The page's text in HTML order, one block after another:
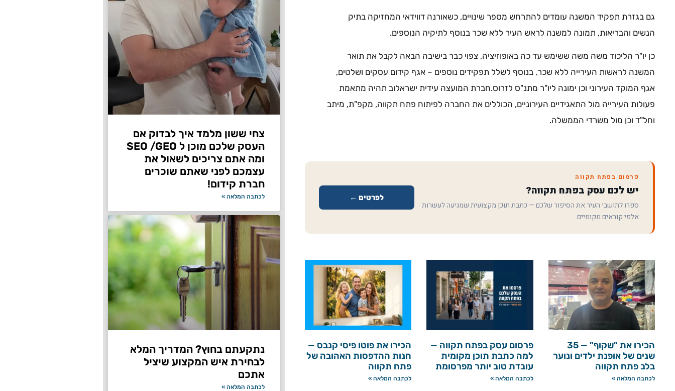
גם בגזרת תפקיד המשנה עומדים להתרחש מספר שינויים, כשאורנה דווידאי המחזיקה בתיק
הנשים והבריאות, תמונה למשנה לראש העיר ללא שכר בנוסף לתיקיה הנוספים.
כן יו"ר הליכוד משה משה ששימש עד כה באופוזיציה, צפוי כבר בישיבה הבאה לקבל את תואר
המשנה לראשות העירייה ללא שכר, בנוסף לשלל תפקידים נוספים – אגף קידום עסקים ושלטים,
אגף המוקד העירוני וכן ימונה ליו"ר מתנ"ס לזרוס.חברת המועצה עידית ישראלוב תהיה מתאמת
פעולות העירייה מול התאגידיים העירוניים, הכוללים את החברה לפיתוח פתח תקווה, מקפ"ת, מיתב
וחל"ד וכן מול משרדי הממשלה.
פרסום בפתח תקווה
יש לכם עסק בפתח תקווה?
ספרו לתושבי העיר את הסיפור שלכם — כתבת תוכן מקצועית שמגיעה לעשרות
אלפי קוראים מקומיים.
לפרטים ←
הכירו את "שקוף" — 35
שנים של אופנת ילדים ונוער
בלב פתח תקווה
לכתבה המלאה »
פרסום עסק בפתח תקווה —
למה כתבת תוכן מקומית
עובדת טוב יותר מפרסומת
לכתבה המלאה »
הכירו את פוטו פיסי קנבס —
חנות ההדפסות האהובה של
פתח תקווה
לכתבה המלאה »
צחי ששון מלמד איך לבדוק אם
העסק שלכם מוכן ל SEO /GEO
ומה אתם צריכים לשאול את
עצמכם לפני שאתם שוכרים
חברת קידום!
לכתבה המלאה »
נתקעתם בחוץ? המדריך המלא
לבחירת איש המקצוע שיציל
אתכם
לכתבה המלאה »